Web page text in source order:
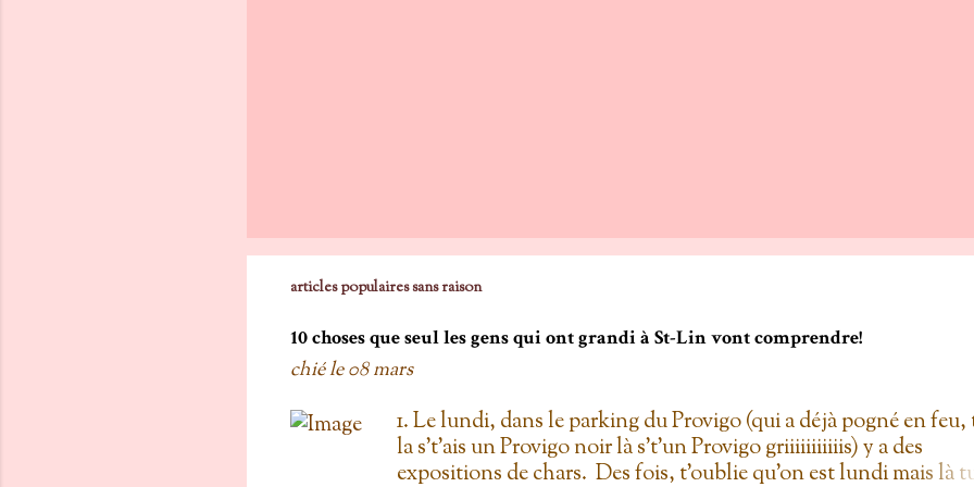
articles populaires sans raison
10 choses que seul les gens qui ont grandi à St-Lin vont comprendre!
chié le08 mars
1. Le lundi, dans le parking du Provigo (qui a déjà pogné en feu,
la s't'ais un Provigo noir là s't'un Provigo griiiiiiiiiiis) y a des
expositions de chars. Des fois, t'oublie qu'on est lundi mais là